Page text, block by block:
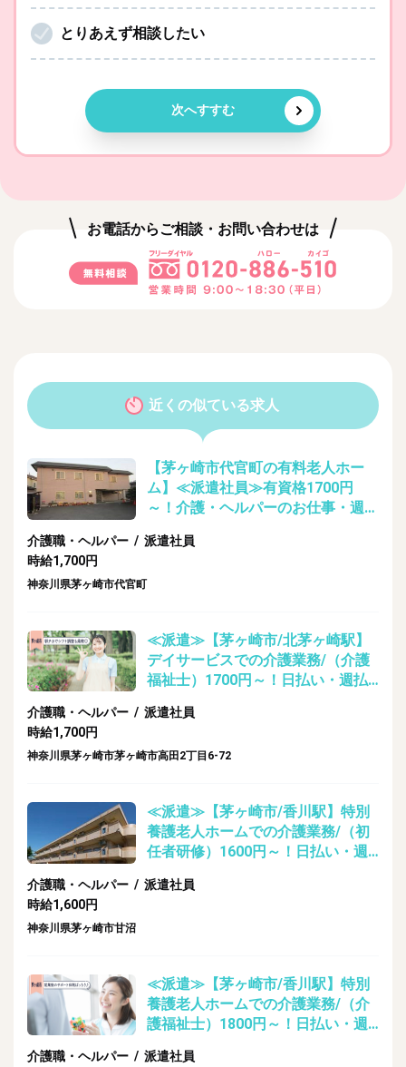
とりあえず相談したい
次へすすむ
お電話からご相談・お問い合わせは
近くの似ている求人
【茅ヶ崎市代官町の有料老人ホー
ム】≪派遣社員≫有資格1700円
～！介護・ヘルパーのお仕事・週払
介護職・ヘルパー / 派遣社員
時給1,700円
神奈川県茅ヶ崎市代官町
≪派遣≫【茅ヶ崎市/北茅ヶ崎駅】
デイサービスでの介護業務/（介護
福祉士）1700円～！日払い・週払
介護職・ヘルパー / 派遣社員
時給1,700円
神奈川県茅ヶ崎市茅ヶ崎市高田2丁目6-72
≪派遣≫【茅ヶ崎市/香川駅】特別
養護老人ホームでの介護業務/（初
任者研修）1600円～！日払い・週
介護職・ヘルパー / 派遣社員
時給1,600円
神奈川県茅ヶ崎市甘沼
≪派遣≫【茅ヶ崎市/香川駅】特別
養護老人ホームでの介護業務/（介
護福祉士）1800円～！日払い・週
介護職・ヘルパー / 派遣社員